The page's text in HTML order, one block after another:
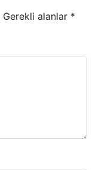
Gerekli alanlar *